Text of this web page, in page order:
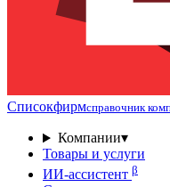
Списокфирмсправочник
Компании▾
Товары и услуги
ИИ-ассистент β